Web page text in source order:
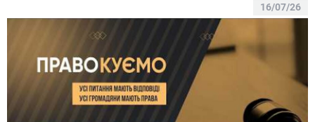
16/07/26